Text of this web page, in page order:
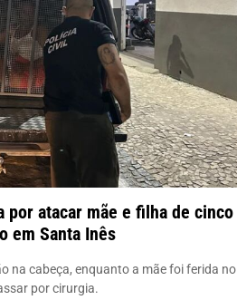
por atacar mãe e filha de cinco
em Santa Inês
na cabeça, enquanto a mãe foi ferida no
por cirurgia.